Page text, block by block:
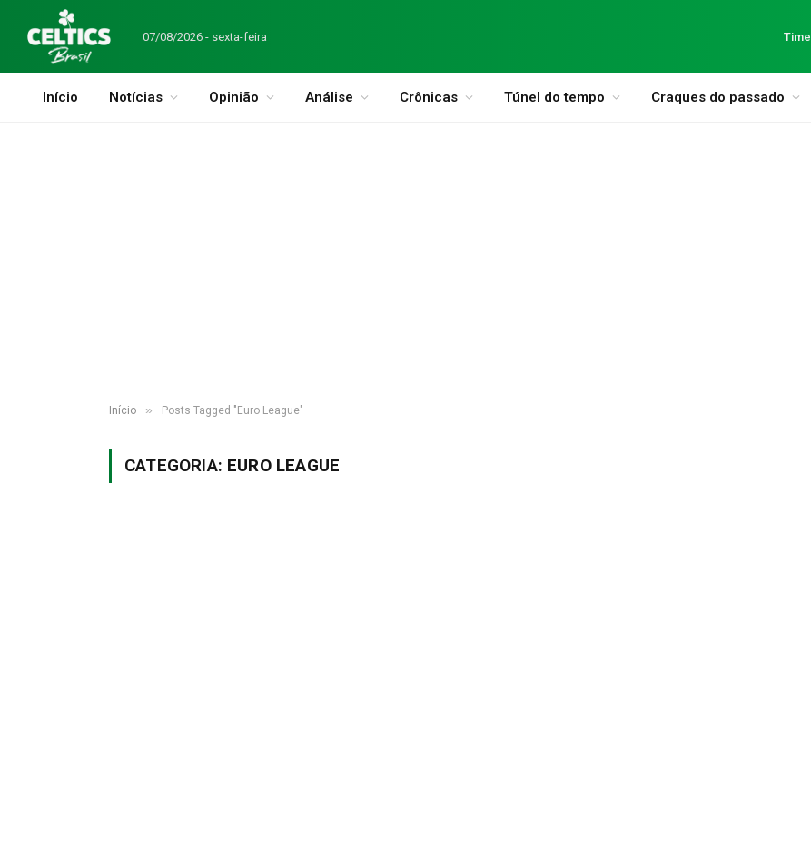
07/08/2026 - sexta-feira Time
Início Notícias Opinião Análise Crônicas Túnel do tempo Craques do passado
Início » Posts Tagged "Euro League"
CATEGORIA: EURO LEAGUE